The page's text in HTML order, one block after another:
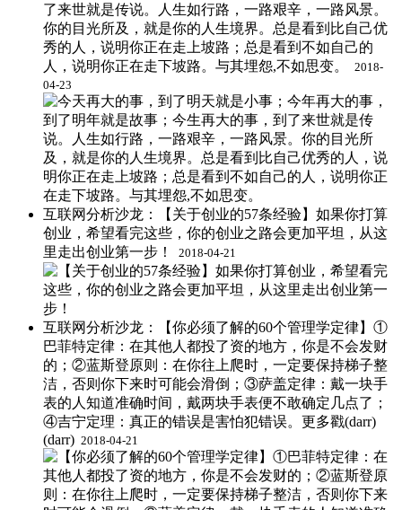
了来世就是传说。人生如行路，一路艰辛，一路风景。
你的目光所及，就是你的人生境界。总是看到比自己优
秀的人，说明你正在走上坡路；总是看到不如自己的
人，说明你正在走下坡路。与其埋怨,不如思变。 ​​​​
2018-
04-23
互联网分析沙龙：【关于创业的57条经验】如果你打算
创业，希望看完这些，你的创业之路会更加平坦，从这
里走出创业第一步！ ​​​​
2018-04-21
互联网分析沙龙：【你必须了解的60个管理学定律】①
巴菲特定律：在其他人都投了资的地方，你是不会发财
的；②蓝斯登原则：在你往上爬时，一定要保持梯子整
洁，否则你下来时可能会滑倒；③萨盖定律：戴一块手
表的人知道准确时间，戴两块手表便不敢确定几点了；
④吉宁定理：真正的错误是害怕犯错误。更多戳(darr)
(darr) ​​​​ 2018-04-21